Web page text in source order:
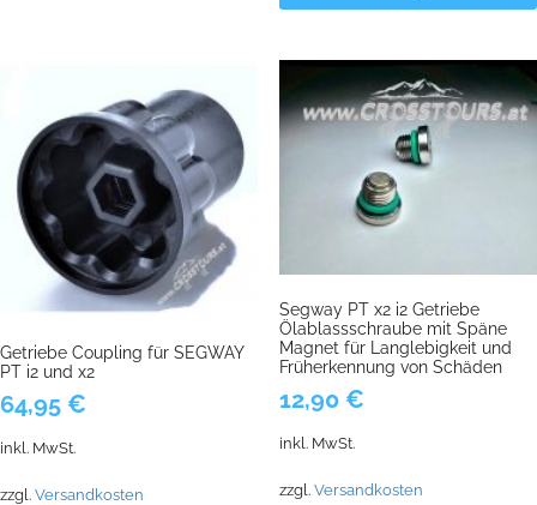
Getriebe Coupling für SEGWAY
PT i2 und x2
64,95 €
inkl. MwSt.
zzgl. Versandkosten
Segway PT x2 i2 Getriebe
Ölablassschraube mit Späne
Magnet für Langlebigkeit und
Früherkennung von Schäden
12,90 €
inkl. MwSt.
zzgl. Versandkosten